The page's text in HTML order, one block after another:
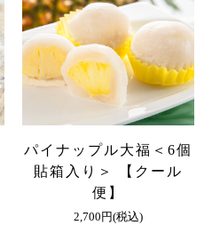
パイナップル大福＜6個
貼箱入り＞ 【クール
便】
2,700円(税込)